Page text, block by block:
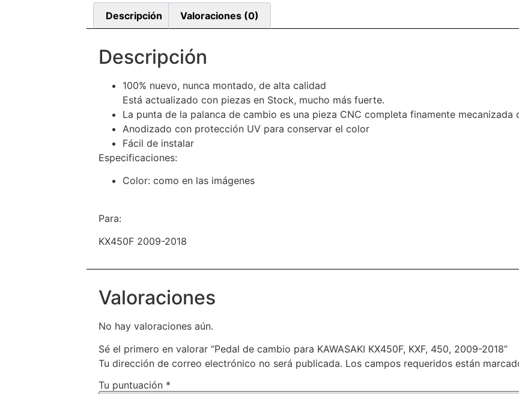
Descripción Valoraciones (0)
Descripción
100% nuevo, nunca montado, de alta calidad
Está actualizado con piezas en Stock, mucho más fuerte.
La punta de la palanca de cambio es una pieza CNC completa finamente
Anodizado con protección UV para conservar el color
Fácil de instalar
Especificaciones:
Color: como en las imágenes
Para:
KX450F 2009-2018
Valoraciones
No hay valoraciones aún.
Sé el primero en valorar “Pedal de cambio para KAWASAKI KX450F, KXF, 450, 2009-2018”
Tu dirección de correo electrónico no será publicada. Los campos requeridos están
Tu puntuación *